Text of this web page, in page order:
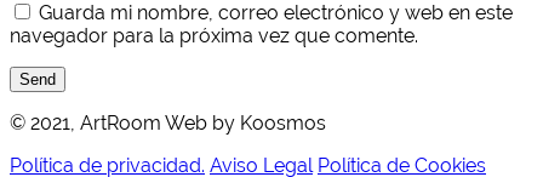
Guarda mi nombre, correo electrónico y web en este
navegador para la próxima vez que comente.
Send
© 2021, ArtRoom Web by Koosmos
Política de privacidad. Aviso Legal Política de Cookies